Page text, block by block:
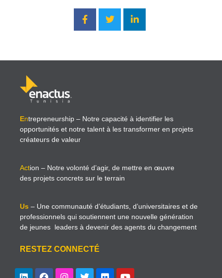
Entrepreneurship – Notre capacité à identifier les
opportunités et notre talent à les transformer en projets
créateurs de valeur
Action – Notre volonté d’agir, de mettre en œuvre
des projets concrets sur le terrain
Us – Une communauté d’étudiants, d’universitaires et de
professionnels qui soutiennent une nouvelle génération
de jeunes leaders à devenir des agents du changement
RESTEZ CONNECTÉ